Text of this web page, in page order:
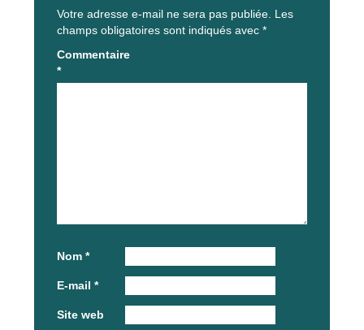
Votre adresse e-mail ne sera pas publiée. Les
champs obligatoires sont indiqués avec *
Commentaire
*
Nom *
E-mail *
Site web